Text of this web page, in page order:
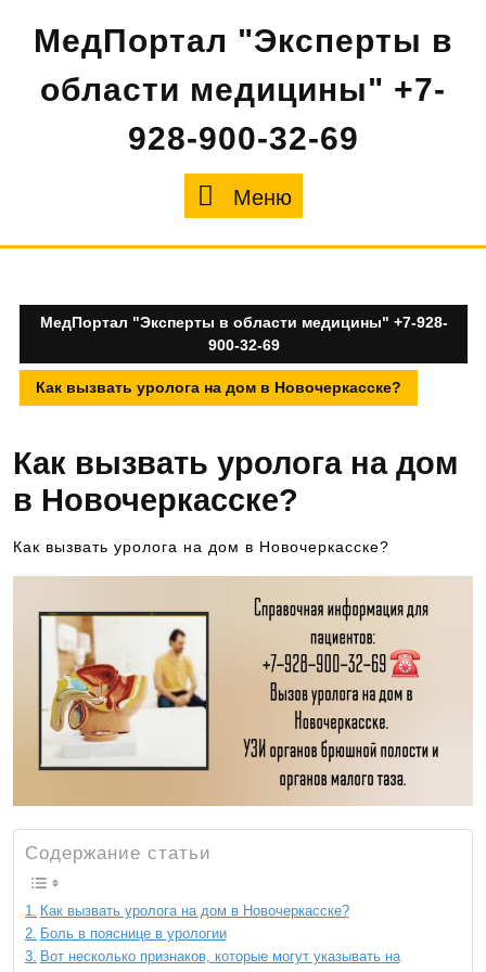
содержимому
МедПортал "Эксперты в
области медицины" +7-
928-900-32-69
Меню
МедПортал "Эксперты в области медицины" +7-928-
900-32-69
Как вызвать уролога на дом в Новочеркасске?
Как вызвать уролога на дом
в Новочеркасске?
Как вызвать уролога на дом в Новочеркасске?
Содержание статьи
Как вызвать уролога на дом в Новочеркасске?
Боль в пояснице в урологии
Вот несколько признаков, которые могут указывать на